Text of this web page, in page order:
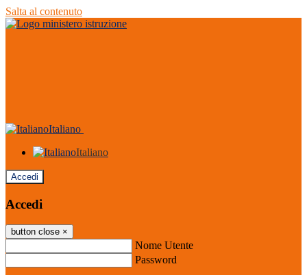
Salta al contenuto
Italiano
Italiano
Accedi
Accedi
button close ×
Nome Utente
Password